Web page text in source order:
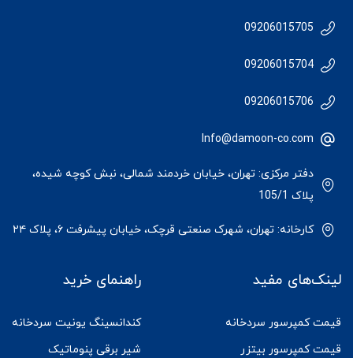
09206015705
09206015704
09206015706
Info@damoon-co.com
دفتر مرکزی: تهران، خیابان خردمند شمالی، نبش کوچه شیده،
پلاک 105/1
کارخانه: تهران، شهرک صنعتی قرچک، خیابان پیشرفت ۶، پلاک ۲۴
لینک‌های مفید
قیمت کمپرسور سردخانه
قیمت کمپرسور بیتزر
راهنمای خرید
کندانسینگ یونیت سردخانه
شیر برقی پنوماتیک